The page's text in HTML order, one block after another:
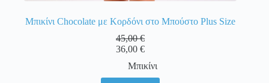
Μπικίνι Chocolate με Κορδόνι στο Μπούστο Plus Size
45,00€
36,00€
Μπικίνι